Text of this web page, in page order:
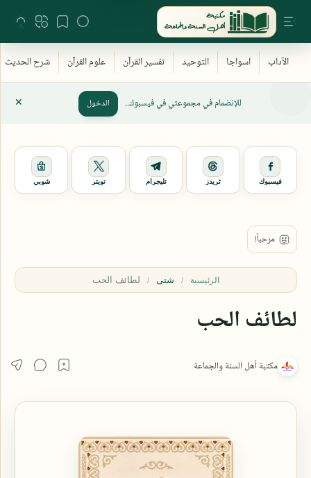
للإنضمام في مجموعتي في فيسبوك.. الدخول
فيسبوك ثريدز تليجرام تويتر شوبي
الرئيسية شتى
لطائف الحب